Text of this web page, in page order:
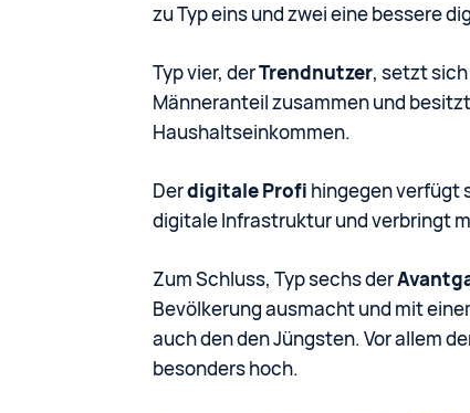
zu Typ eins und zwei eine bessere
Typ vier, derTrendnutzer, setzt
Männeranteil zusammen und
Haushaltseinkommen.
Derdigitale Profi hingegen verfügt
digitale Infrastruktur und verbringt
Zum Schluss, Typ sechs der
Bevölkerung ausmacht und mit
auch den den Jüngsten. Vor allem
besonders hoch.